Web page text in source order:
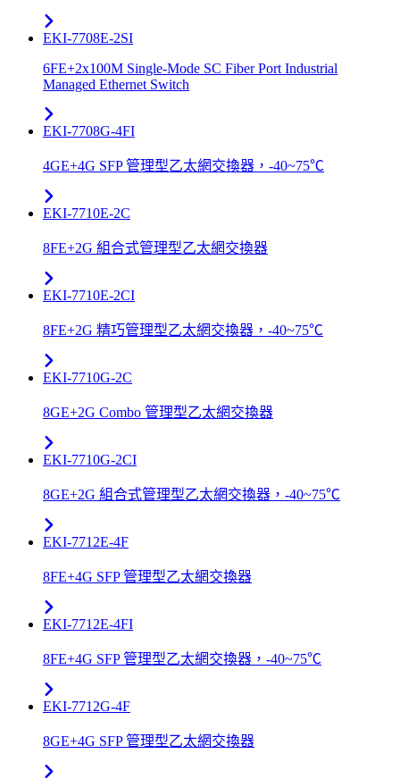
EKI-7708E-2SI
6FE+2x100M Single-Mode SC Fiber Port Industrial
Managed Ethernet Switch
EKI-7708G-4FI
4GE+4G SFP 管理型乙太網交換器，-40~75℃
EKI-7710E-2C
8FE+2G 組合式管理型乙太網交換器
EKI-7710E-2CI
8FE+2G 精巧管理型乙太網交換器，-40~75℃
EKI-7710G-2C
8GE+2G Combo 管理型乙太網交換器
EKI-7710G-2CI
8GE+2G 組合式管理型乙太網交換器，-40~75℃
EKI-7712E-4F
8FE+4G SFP 管理型乙太網交換器
EKI-7712E-4FI
8FE+4G SFP 管理型乙太網交換器，-40~75℃
EKI-7712G-4F
8GE+4G SFP 管理型乙太網交換器